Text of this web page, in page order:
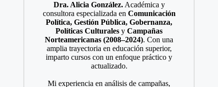
Dra. Alicia González.Académica y
consultora especializada en Comunicación
Política, Gestión Pública, Gobernanza,
Políticas Culturales y Campañas
Norteamericanas (2008–2024). Con una
amplia trayectoria en educación superior,
imparto cursos con un enfoque práctico y
actualizado.
Mi experiencia en análisis de campañas,